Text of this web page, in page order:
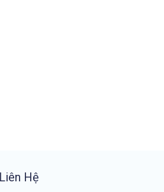
Liên Hệ